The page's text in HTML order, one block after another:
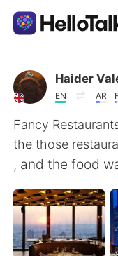
Приложение
AI Grammar
Русский
English
繁體中文
Haider
EN AR
Fancy
the those
, and the food